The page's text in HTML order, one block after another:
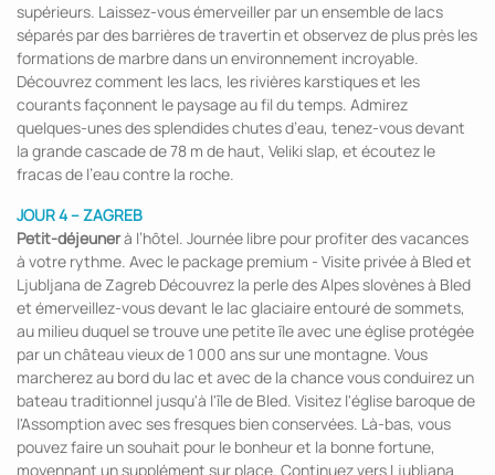
supérieurs. Laissez-vous émerveiller par un ensemble de lacs
séparés par des barrières de travertin et observez de plus près les
formations de marbre dans un environnement incroyable.
Découvrez comment les lacs, les rivières karstiques et les
courants façonnent le paysage au fil du temps. Admirez
quelques-unes des splendides chutes d’eau, tenez-vous devant
la grande cascade de 78 m de haut, Veliki slap, et écoutez le
fracas de l’eau contre la roche.
JOUR 4 – ZAGREB
Petit-déjeunerà l’hôtel. Journée libre pour profiter des vacances
à votre rythme. Avec le package premium - Visite privée à Bled et
Ljubljana de Zagreb Découvrez la perle des Alpes slovènes à Bled
et émerveillez-vous devant le lac glaciaire entouré de sommets,
au milieu duquel se trouve une petite île avec une église protégée
par un château vieux de 1 000 ans sur une montagne. Vous
marcherez au bord du lac et avec de la chance vous conduirez un
bateau traditionnel jusqu'à l'île de Bled. Visitez l'église baroque de
l'Assomption avec ses fresques bien conservées. Là-bas, vous
pouvez faire un souhait pour le bonheur et la bonne fortune,
moyennant un supplément sur place. Continuez vers Ljubljana